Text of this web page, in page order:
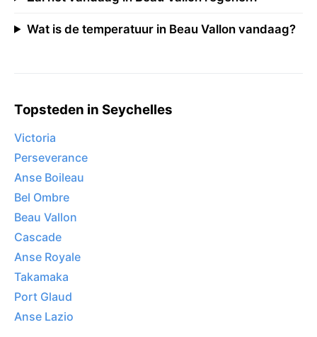
Wat is de temperatuur in Beau Vallon vandaag?
Topsteden in Seychelles
Victoria
Perseverance
Anse Boileau
Bel Ombre
Beau Vallon
Cascade
Anse Royale
Takamaka
Port Glaud
Anse Lazio